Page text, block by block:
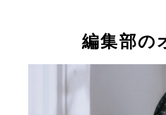
編集部の